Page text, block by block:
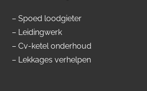
– Spoed loodgieter
– Leidingwerk
– Cv-ketel onderhoud
– Lekkages verhelpen